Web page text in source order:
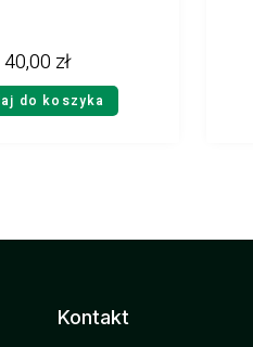
40,00 zł
do koszyka
Kontakt